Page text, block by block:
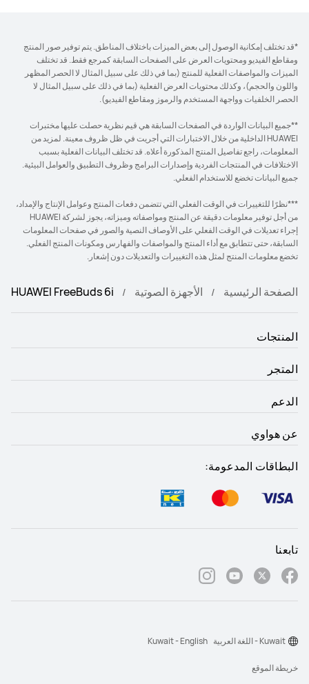
*قد تختلف إمكانية الوصول إلى بعض الميزات باختلاف المناطق. يتم توفير صور المنتج
ومقاطع الفيديو ومحتويات العرض على الصفحات السابقة كمرجع فقط. قد تختلف
الميزات والمواصفات الفعلية للمنتج (بما في ذلك على سبيل المثال لا الحصر المظهر
واللون والحجم)، وكذلك محتويات العرض الفعلية (بما في ذلك على سبيل المثال لا
الحصر الخلفيات وواجهة المستخدم والرموز ومقاطع الفيديو).
**جميع البيانات الواردة في الصفحات السابقة هي قيم نظرية حصلت عليها مختبرات
HUAWEI الداخلية من خلال الاختبارات التي أجريت في ظل ظروف معينة. لمزيد من
المعلومات، راجع تفاصيل المنتج المذكورة أعلاه. قد تختلف البيانات الفعلية بسبب
الاختلافات في المنتجات الفردية وإصدارات البرامج وظروف التطبيق والعوامل البيئية.
جميع البيانات تخضع للاستخدام الفعلي.
***نظرًا للتغييرات في الوقت الفعلي التي تتضمن دفعات المنتج وعوامل الإنتاج والإمداد،
من أجل توفير معلومات دقيقة عن المنتج ومواصفاته وميزاته، يجوز لشركة HUAWEI
إجراء تعديلات في الوقت الفعلي على الأوصاف النصية والصور في صفحات المعلومات
السابقة، حتى تتطابق مع أداء المنتج والمواصفات والفهارس ومكونات المنتج الفعلي.
تخضع معلومات المنتج لمثل هذه التغييرات والتعديلات دون إشعار.
الصفحة الرئيسية الأجهزة الصوتية HUAWEI FreeBuds 6i
المنتجات
المتجر
الدعم
عن هواوي
البطاقات المدعومة:
تابعنا
خريطة الموقع
Kuwait - اللغة العربية Kuwait - English